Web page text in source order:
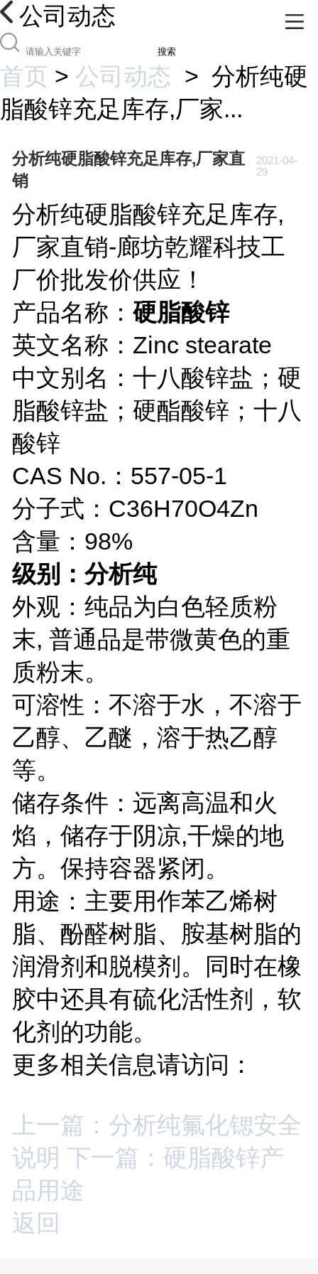
公司动态
搜索
首页 > 公司动态 > 分析纯硬
脂酸锌充足库存,厂家...
分析纯硬脂酸锌充足库存,厂家直
销
2021-04-
29
分析纯硬脂酸锌充足库存,
厂家直销-廊坊乾耀科技工
厂价批发价供应！
产品名称： 硬脂酸锌
英文名称：Zinc stearate
中文别名：十八酸锌盐；硬
脂酸锌盐；硬酯酸锌；十八
酸锌
CAS No.：557-05-1
分子式：C36H70O4Zn
含量：98%
级别：分析纯
外观：纯品为白色轻质粉
末, 普通品是带微黄色的重
质粉末。
可溶性：不溶于水，不溶于
乙醇、乙醚，溶于热乙醇
等。
储存条件：远离高温和火
焰，储存于阴凉,干燥的地
方。保持容器紧闭。
用途：主要用作苯乙烯树
脂、酚醛树脂、胺基树脂的
润滑剂和脱模剂。同时在橡
胶中还具有硫化活性剂，软
化剂的功能。
更多相关信息请访问：
上一篇：分析纯氟化锶安全
说明 下一篇：硬脂酸锌产
品用途
返回